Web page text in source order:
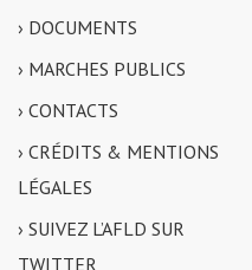
› DOCUMENTS
› MARCHES PUBLICS
› CONTACTS
› CRÉDITS & MENTIONS
LÉGALES
› SUIVEZ L’AFLD SUR
TWITTER